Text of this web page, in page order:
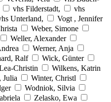
vhs Filderstadt,
vhs
Unterland,
Vogt , Jennifer
Weber, Simone
Weller, Alexander
Werner, Anja
Ralf
Wick, Günter
Christin
Wilkens, Katrin
Julia
Winter, Christl
Wodniok, Silvia
Zelasko, Ewa